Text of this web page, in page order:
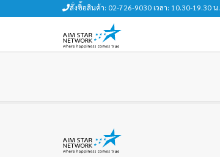
สั่งซื้อสินค้า: 02-726-9030 เวลา: 10.30-19.30 น.